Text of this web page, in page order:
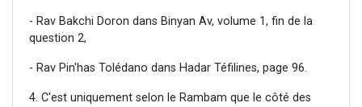
- Rav Bakchi Doron dans Binyan Av, volume 1, fin de la
question 2,
- Rav Pin'has Tolédano dans Hadar Téfilines, page 96.
4. C'est uniquement selon le Rambam que le côté des